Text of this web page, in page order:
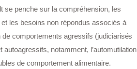
se penche sur la compréhension, les
les besoins non répondus associés à
de comportements agressifs (judiciarisés
autoagressifs, notamment, l’automutilation
de comportement alimentaire.